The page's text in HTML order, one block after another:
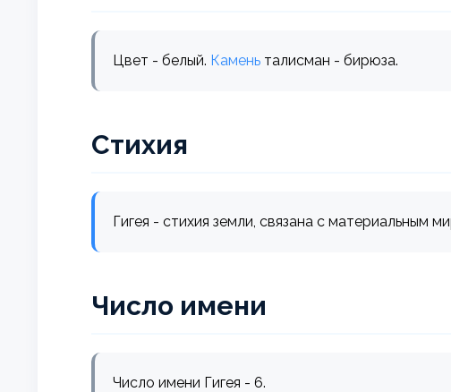
Цвет - белый. Камень талисман - бирюза.
Стихия
Гигея - стихия земли, связана с
Число имени
Число имени Гигея - 6.